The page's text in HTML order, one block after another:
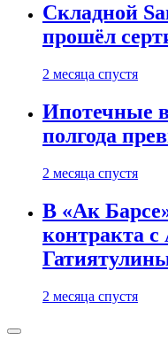
Складной
прошёл
2 месяца спустя
Ипотечные
полгода
2 месяца спустя
В «Ак
контракта
2 месяца спустя